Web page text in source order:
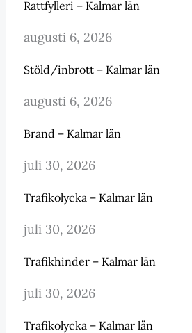
Rattfylleri – Kalmar län
augusti 6, 2026
Stöld/inbrott – Kalmar län
augusti 6, 2026
Brand – Kalmar län
juli 30, 2026
Trafikolycka – Kalmar län
juli 30, 2026
Trafikhinder – Kalmar län
juli 30, 2026
Trafikolycka – Kalmar län